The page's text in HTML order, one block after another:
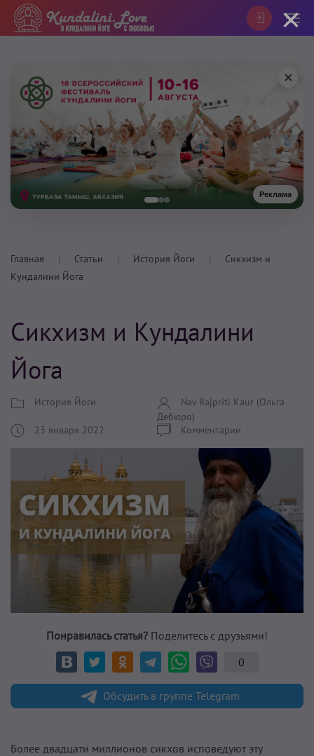
Реклама
×
Главная Статьи История Йоги
Сикхизм и
Кундалини Йога
Сикхизм и Кундалини
Йога
История Йоги
Nav Rajpriti Kaur (Ольга
Дебюро)
23 января 2022
Комментарии
Понравилась статья? Поделитесь с друзьями!
0
Обсудить в группе Telegram
Более двадцати миллионов сикхов исповедуют эту
×